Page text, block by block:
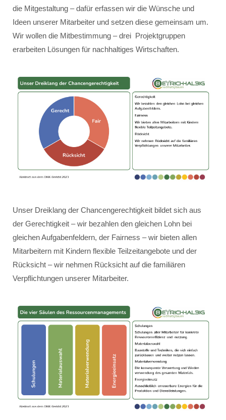
die Mitgestaltung – dafür erfassen wir die Wünsche und
Ideen unserer Mitarbeiter und setzen diese gemeinsam um.
Wir wollen die Mitbestimmung – drei Projektgruppen
erarbeiten Lösungen für nachhaltiges Wirtschaften.
Unser Dreiklang der Chancengerechtigkeit bildet sich aus
der Gerechtigkeit – wir bezahlen den gleichen Lohn bei
gleichen Aufgabenfeldern, der Fairness – wir bieten allen
Mitarbeitern mit Kindern flexible Teilzeitangebote und der
Rücksicht – wir nehmen Rücksicht auf die familiären
Verpflichtungen unserer Mitarbeiter.